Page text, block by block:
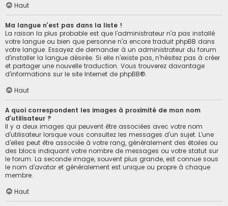
Haut
Ma langue n’est pas dans la liste !
La raison la plus probable est que l’administrateur n’a pas installé
votre langue ou bien que personne n’a encore traduit phpBB dans
votre langue. Essayez de demander à un administrateur du forum
d’installer la langue désirée. Si elle n’existe pas, n’hésitez pas à créer
et partager une nouvelle traduction. Vous trouverez davantage
d’informations sur le site Internet de phpBB®.
Haut
A quoi correspondent les images à proximité de mon nom
d’utilisateur ?
Il y a deux images qui peuvent être associées avec votre nom
d’utilisateur lorsque vous consultez les messages d’un sujet. L’une
d’elles peut être associée à votre rang, généralement des étoiles ou
des blocs indiquant votre nombre de messages ou votre statut sur
le forum. La seconde image, souvent plus grande, est connue sous
le nom d’avatar et généralement est unique ou propre à chaque
membre.
Haut